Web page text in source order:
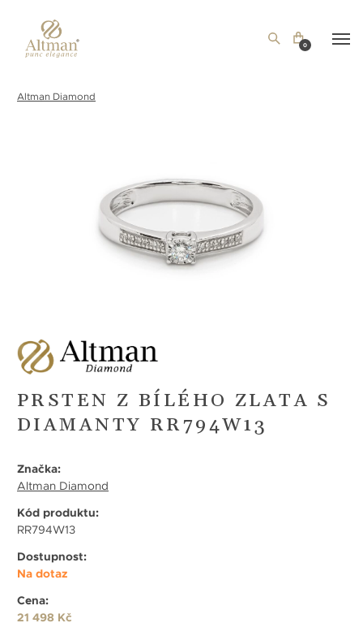
0
Altman Diamond
PRSTEN Z BÍLÉHO ZLATA S
DIAMANTY RR794W13
Značka:
Altman Diamond
Kód produktu:
RR794W13
Dostupnost:
Na dotaz
Cena:
21 498 Kč